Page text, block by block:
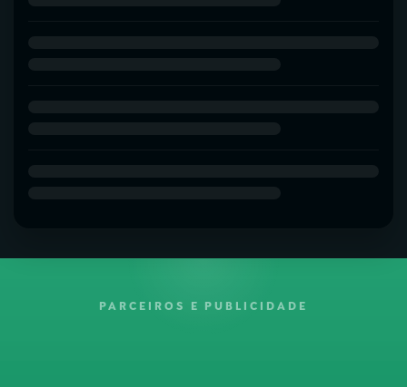
PARCEIROS E PUBLICIDADE